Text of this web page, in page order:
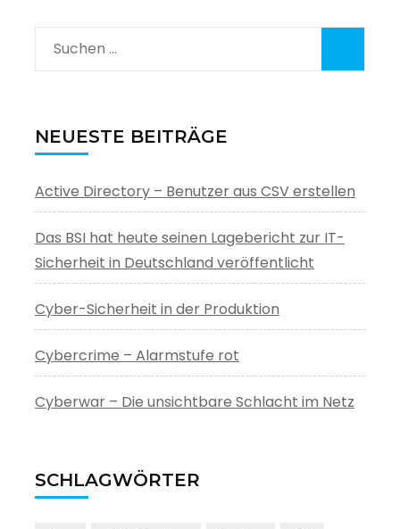
Suchen
nach:
NEUESTE BEITRÄGE
Active Directory – Benutzer aus CSV erstellen
Das BSI hat heute seinen Lagebericht zur IT-
Sicherheit in Deutschland veröffentlicht
Cyber-Sicherheit in der Produktion
Cybercrime – Alarmstufe rot
Cyberwar – Die unsichtbare Schlacht im Netz
SCHLAGWÖRTER